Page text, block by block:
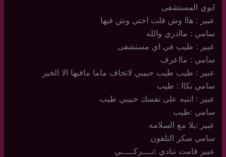
ابوي المستشفى
عبير : هاا وش قلت اختي وش فيها
سامي : ماادري والله
عبير : طيب في اي مستشفى
سامي : مااعرف
عبير : طيب طيب حبيبي لاتخاف ماما مافيها الا الخير
سامي بكاا : طيب
عبير : انتبه على نفسك حبيبي طيب
سامي :طيب
عبير :يلا مع السلامه
سامي سكر التلفون
عبير قامت تنادي :تــــركـــــي